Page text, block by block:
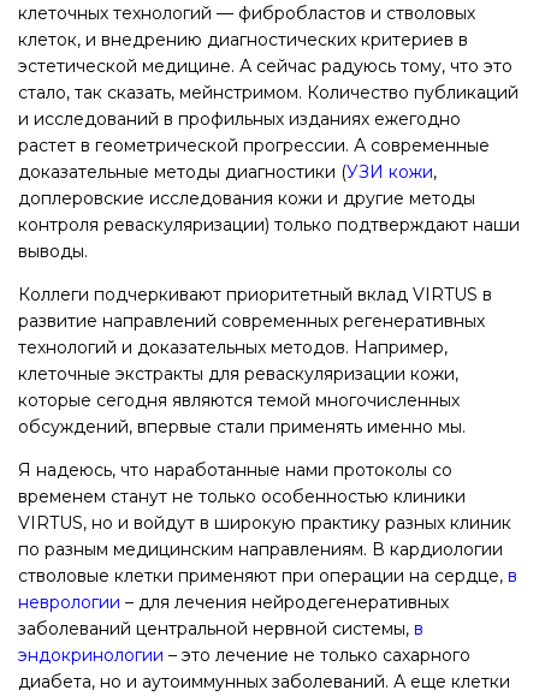
клеточных технологий — фибробластов и стволовых
клеток, и внедрению диагностических критериев в
эстетической медицине. А сейчас радуюсь тому, что это
стало, так сказать, мейнстримом. Количество публикаций
и исследований в профильных изданиях ежегодно
растет в геометрической прогрессии. А современные
доказательные методы диагностики (УЗИ кожи,
доплеровские исследования кожи и другие методы
контроля реваскуляризации) только подтверждают наши
выводы.
Коллеги подчеркивают приоритетный вклад VIRTUS в
развитие направлений современных регенеративных
технологий и доказательных методов. Например,
клеточные экстракты для реваскуляризации кожи,
которые сегодня являются темой многочисленных
обсуждений, впервые стали применять именно мы.
Я надеюсь, что наработанные нами протоколы со
временем станут не только особенностью клиники
VIRTUS, но и войдут в широкую практику разных клиник
по разным медицинским направлениям. В кардиологии
стволовые клетки применяют при операции на сердце, в
неврологии – для лечения нейродегенеративных
заболеваний центральной нервной системы, в
эндокринологии – это лечение не только сахарного
диабета, но и аутоиммунных заболеваний. А еще клетки